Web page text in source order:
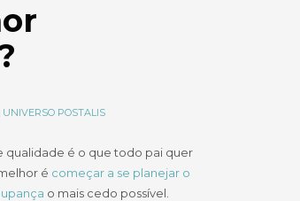
UNIVERSO POSTALIS
qualidade é o que todo pai quer
é começar a se planejar o
o mais cedo possível.